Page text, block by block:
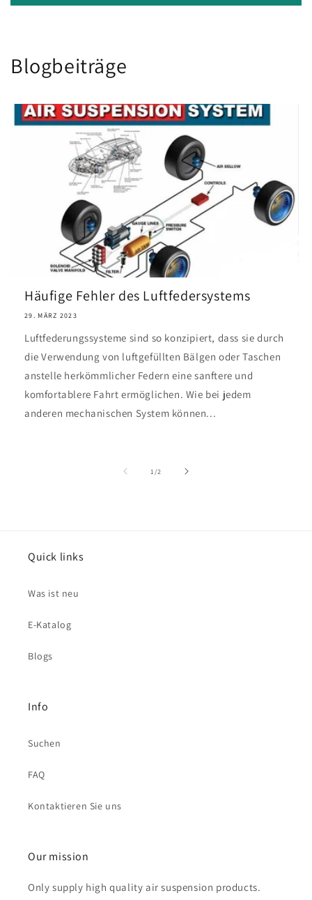
Blogbeiträge
Häufige Fehler des Luftfedersystems
29. MÄRZ 2023
Luftfederungssysteme sind so konzipiert, dass sie durch
die Verwendung von luftgefüllten Bälgen oder Taschen
anstelle herkömmlicher Federn eine sanftere und
komfortablere Fahrt ermöglichen. Wie bei jedem
anderen mechanischen System können...
1/von
2
Quick links
Was ist neu
E-Katalog
Blogs
Info
Suchen
FAQ
Kontaktieren Sie uns
Our mission
Only supply high quality air suspension products.